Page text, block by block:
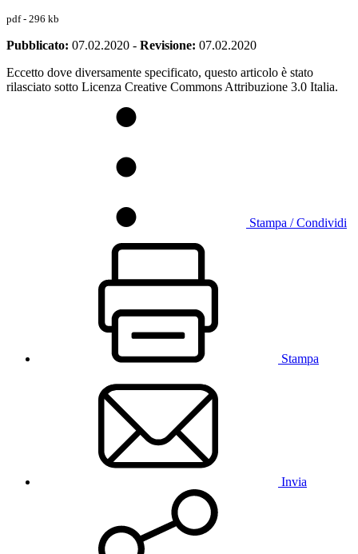
pdf - 296 kb
Pubblicato: 07.02.2020 - Revisione: 07.02.2020
Eccetto dove diversamente specificato, questo articolo è stato
rilasciato sotto Licenza Creative Commons Attribuzione 3.0 Italia.
Stampa / Condividi
Stampa
Invia